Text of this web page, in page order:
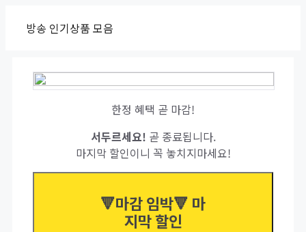
방송 인기상품 모음
한정 혜택 곧 마감!
서두르세요! 곧 종료됩니다.
마지막 할인이니 꼭 놓치지마세요!
🔻마감 임박🔻 마
지막 할인